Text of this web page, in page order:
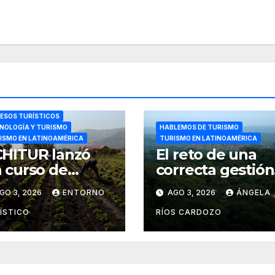
TURÍSTICOS
Y TURISMO
EN LATINOAMÉRICA
lanzó
curso de
rural
a través
WhatsApp
3, 2026 ENTORNO
HABLEMOS DE TURISMO
TURISMO EN LATINOAMÉRICA
El reto de una
correcta gestión
turística del
Bosque de
Pomac (en
AGO 3, 2026 ÁNGELA
RÍOS CARDOZO